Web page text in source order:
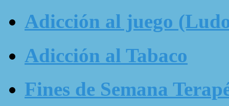
Adicción al juego
Adicción al Tabaco
Fines de Semana